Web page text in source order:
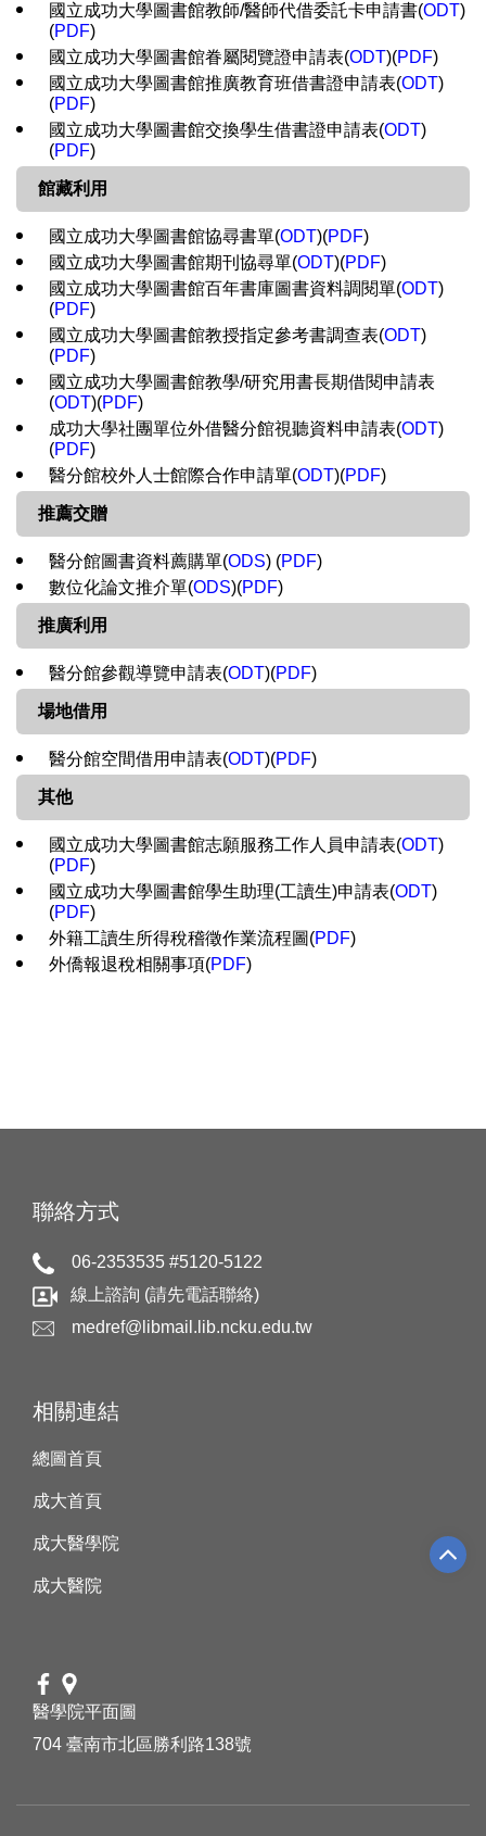
國立成功大學圖書館教師/醫師代借委託卡申請書(ODT)
(PDF)
國立成功大學圖書館眷屬閱覽證申請表(ODT)(PDF)
國立成功大學圖書館推廣教育班借書證申請表(ODT)
(PDF)
國立成功大學圖書館交換學生借書證申請表(ODT)
(PDF)
館藏利用
國立成功大學圖書館協尋書單(ODT)(PDF)
國立成功大學圖書館期刊協尋單(ODT)(PDF)
國立成功大學圖書館百年書庫圖書資料調閱單(ODT)
(PDF)
國立成功大學圖書館教授指定參考書調查表(ODT)
(PDF)
國立成功大學圖書館教學/研究用書長期借閱申請表
(ODT)(PDF)
成功大學社團單位外借醫分館視聽資料申請表(ODT)
(PDF)
醫分館校外人士館際合作申請單(ODT)(PDF)
推薦交贈
醫分館圖書資料薦購單(ODS) (PDF)
數位化論文推介單(ODS)(PDF)
推廣利用
醫分館參觀導覽申請表(ODT)(PDF)
場地借用
醫分館空間借用申請表(ODT)(PDF)
其他
國立成功大學圖書館志願服務工作人員申請表(ODT)
(PDF)
國立成功大學圖書館學生助理(工讀生)申請表(ODT)
(PDF)
外籍工讀生所得稅稽徵作業流程圖(PDF)
外僑報退稅相關事項(PDF)
聯絡方式
06-2353535 #5120-5122
線上諮詢 (請先電話聯絡)
medref@libmail.lib.ncku.edu.tw
相關連結
總圖首頁
成大首頁
成大醫學院
成大醫院
醫學院平面圖
704 臺南市北區勝利路138號